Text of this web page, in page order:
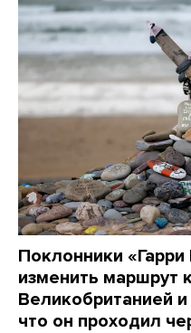
Поклонники «Гарри
изменить маршрут
Великобританией
что он проходил